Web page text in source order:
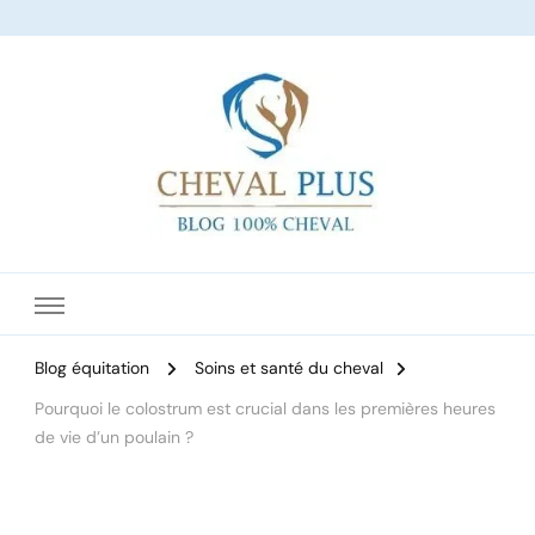
Blog équitation
Soins et santé du cheval
Pourquoi le colostrum est crucial dans les premières heures
de vie d’un poulain ?